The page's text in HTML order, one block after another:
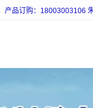
产品订购：18003003106